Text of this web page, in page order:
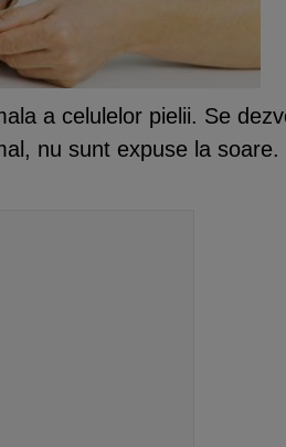
a celulelor pielii. Se
nu sunt expuse la soare.